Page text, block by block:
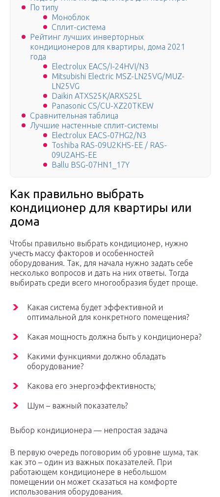
По типу
Моноблок
Сплит-система
Рейтинг лучших инверторных
кондиционеров для квартиры, дома 2021
года
Electrolux EACS/I-24HVI/N3
Mitsubishi Electric MSZ-LN25VG/MUZ-
LN25VG
Daikin ATXS25K/ARXS25L
Panasonic CS/CU-XZ20TKEW
Сравнительная таблица
Лучшие настенные сплит-системы
Electrolux EACS-07HG2/N3
Toshiba RAS-09U2KHS-EE / RAS-
09U2AHS-EE
Ballu BSG-07HN1_17Y
Как правильно выбрать
кондиционер для квартиры или
дома
Чтобы правильно выбрать кондиционер, нужно
учесть массу факторов и особенностей
оборудования. Так, для начала нужно задать себе
несколько вопросов и дать на них ответы. Тогда
выбирать среди всего многообразия будет проще.
Какая система будет эффективной и
оптимальной для конкретного помещения?
Какая мощность должна быть у кондиционера?
Какими функциями должно обладать
оборудование?
Какова его энергоэффективность;
Шум – важный показатель?
Выбор кондиционера — непростая задача
В первую очередь поговорим об уровне шума, так
как это – один из важных показателей. При
работающем кондиционере в небольшом
помещении он может сказаться на комфорте
использования оборудования.